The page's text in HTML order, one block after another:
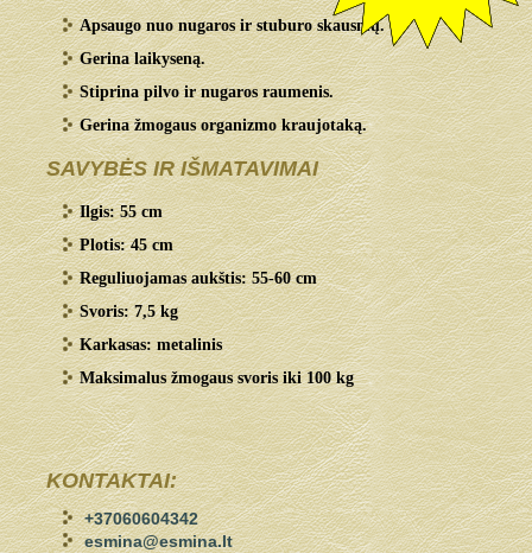
Apsaugo nuo nugaros ir stuburo skausmų.
Gerina laikyseną.
Stiprina pilvo ir nugaros raumenis.
Gerina žmogaus organizmo kraujotaką.
SAVYBĖS IR IŠMATAVIMAI
Ilgis: 55 cm
Plotis: 45 cm
Reguliuojamas aukštis: 55-60 cm
Svoris: 7,5 kg
Karkasas: metalinis
Maksimalus žmogaus svoris iki 100 kg
KONTAKTAI:
+37060604342
esmina@esmina.lt